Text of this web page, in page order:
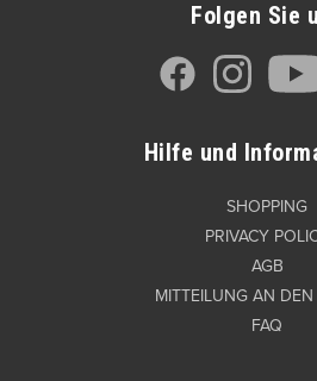
Folgen Sie
Hilfe und
SHOPPING
PRIVACY
AGB
MITTEILUNG AN DEN
FAQ